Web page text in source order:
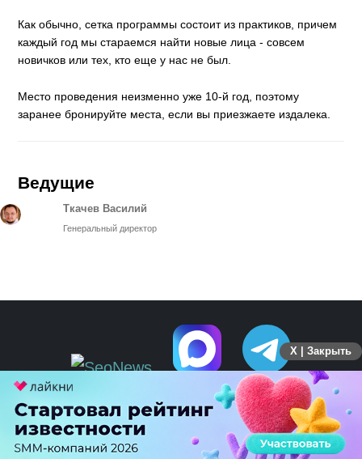
Как обычно, сетка программы состоит из практиков, причем
каждый год мы стараемся найти новые лица - совсем
новичков или тех, кто еще у нас не был.
Место проведения неизменно уже 10-й год, поэтому
заранее бронируйте места, если вы приезжаете издалека.
Ведущие
Ткачев Василий
Генеральный директор
X | Закрыть
ПЕРЕЙТИ НА ПОЛНУЮ ВЕРСИЮ
© SEOnews.ru Все права защищены. 2026